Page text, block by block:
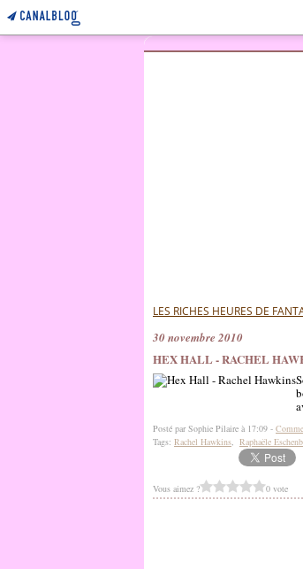
LES RICHES HEURES DE
30 novembre 2010
HEX HALL - RACHEL
Posté par Sophie Pilaire à 17:09 -
Tags: Rachel Hawkins, Raphaële
Vous aimez ? 0 vote